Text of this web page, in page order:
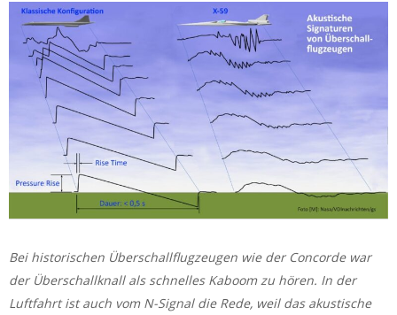
Bei historischen Überschallflugzeugen wie der Concorde war
der Überschallknall als schnelles Kaboom zu hören. In der
Luftfahrt ist auch vom N-Signal die Rede, weil das akustische